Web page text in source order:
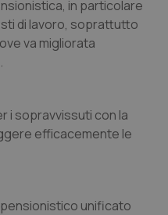
in particolare
di lavoro, soprattutto
va migliorata
i sopravvissuti con la
efficacemente le
unificato
4
settimane